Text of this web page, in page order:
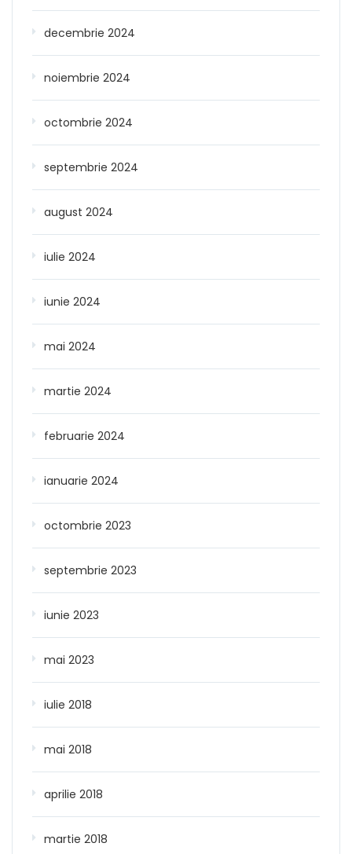
decembrie 2024
noiembrie 2024
octombrie 2024
septembrie 2024
august 2024
iulie 2024
iunie 2024
mai 2024
martie 2024
februarie 2024
ianuarie 2024
octombrie 2023
septembrie 2023
iunie 2023
mai 2023
iulie 2018
mai 2018
aprilie 2018
martie 2018